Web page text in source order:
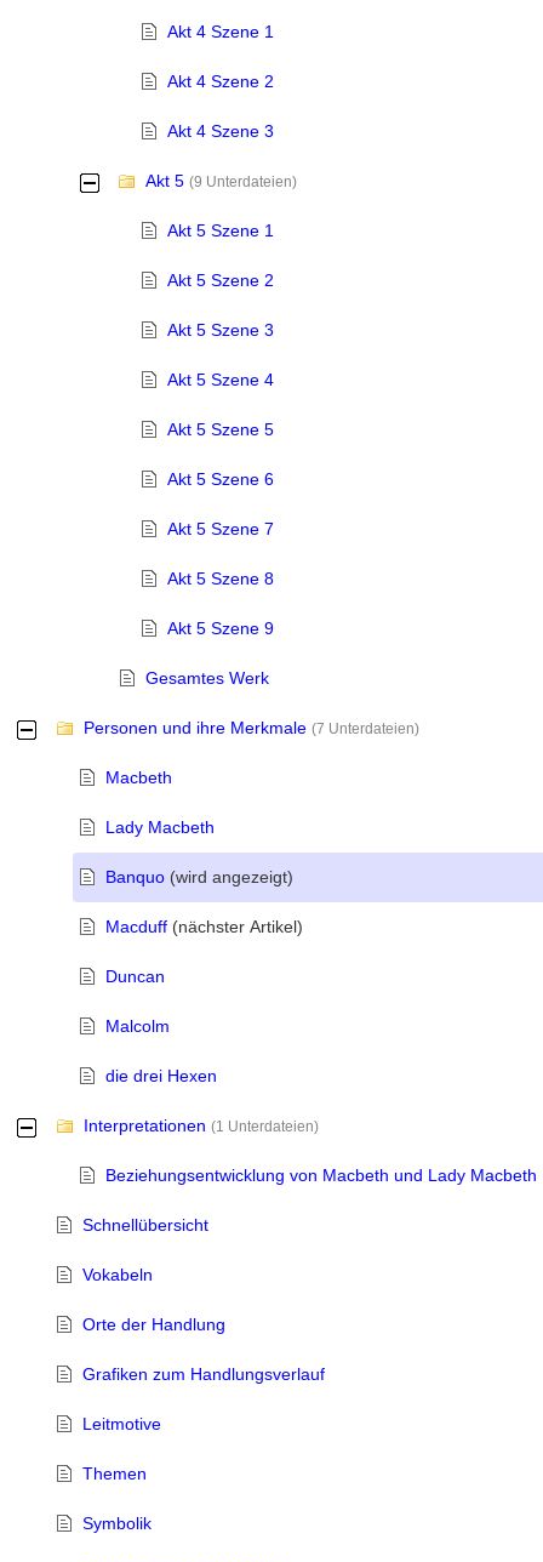
Akt 4 Szene 1
Akt 4 Szene 2
Akt 4 Szene 3
- Akt 5 (9 Unterdateien)
Akt 5 Szene 1
Akt 5 Szene 2
Akt 5 Szene 3
Akt 5 Szene 4
Akt 5 Szene 5
Akt 5 Szene 6
Akt 5 Szene 7
Akt 5 Szene 8
Akt 5 Szene 9
Gesamtes Werk
- Personen und ihre Merkmale (7 Unterdateien)
Macbeth
Lady Macbeth
Banquo(wird angezeigt)
Macduff(nächster Artikel)
Duncan
Malcolm
die drei Hexen
- Interpretationen (1 Unterdateien)
Beziehungsentwicklung von Macbeth und Lady Macbeth
Schnellübersicht
Vokabeln
Orte der Handlung
Grafiken zum Handlungsverlauf
Leitmotive
Themen
Symbolik